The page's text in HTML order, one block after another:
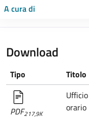
A cura di
Download
Tipo Titolo
PDF217,9K
orario